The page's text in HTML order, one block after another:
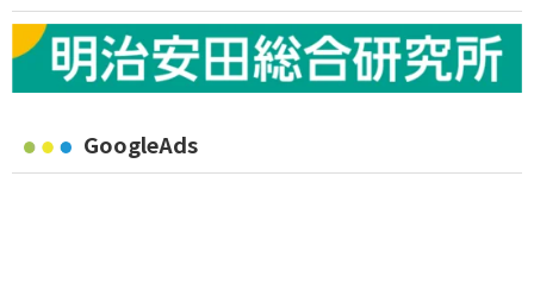
GoogleAds